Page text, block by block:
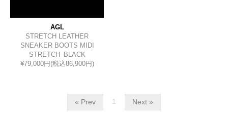
AGL
STRETCH LEATHER
SNEAKER BOOTS MIDI
STRETCH_BLACK
¥79,000円(税込86,900円)
« Prev 1 Next »